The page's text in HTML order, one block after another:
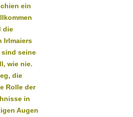
ein
die
Irlmaiers
seine
wie nie.
die
Rolle der
in
Augen